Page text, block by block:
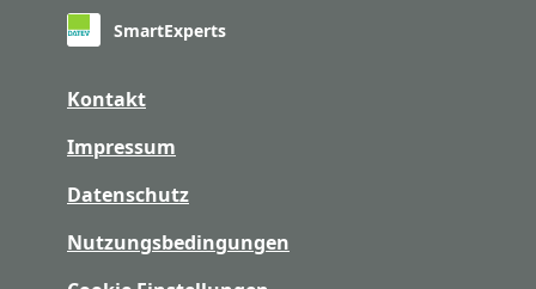
SmartExperts
Kontakt
Impressum
Datenschutz
Nutzungsbedingungen